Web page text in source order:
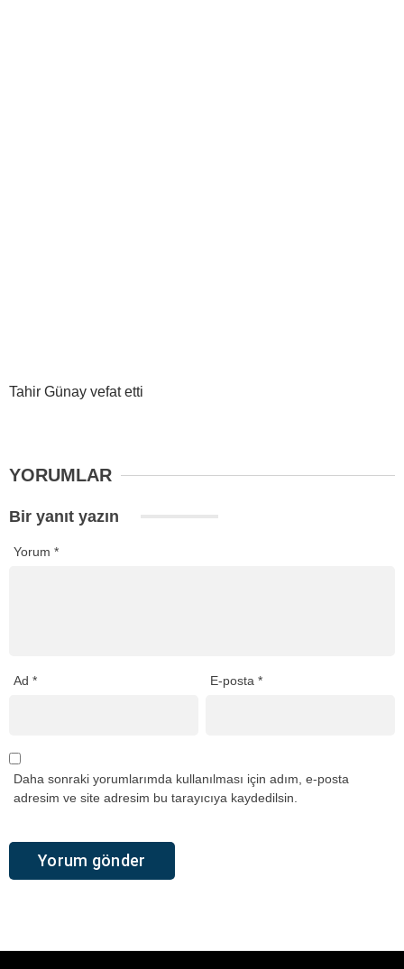
Tahir Günay vefat etti
YORUMLAR
Bir yanıt yazın
Yorum *
Ad * E-posta*
Daha sonraki yorumlarımda kullanılması için adım, e-posta
adresim ve site adresim bu tarayıcıya kaydedilsin.